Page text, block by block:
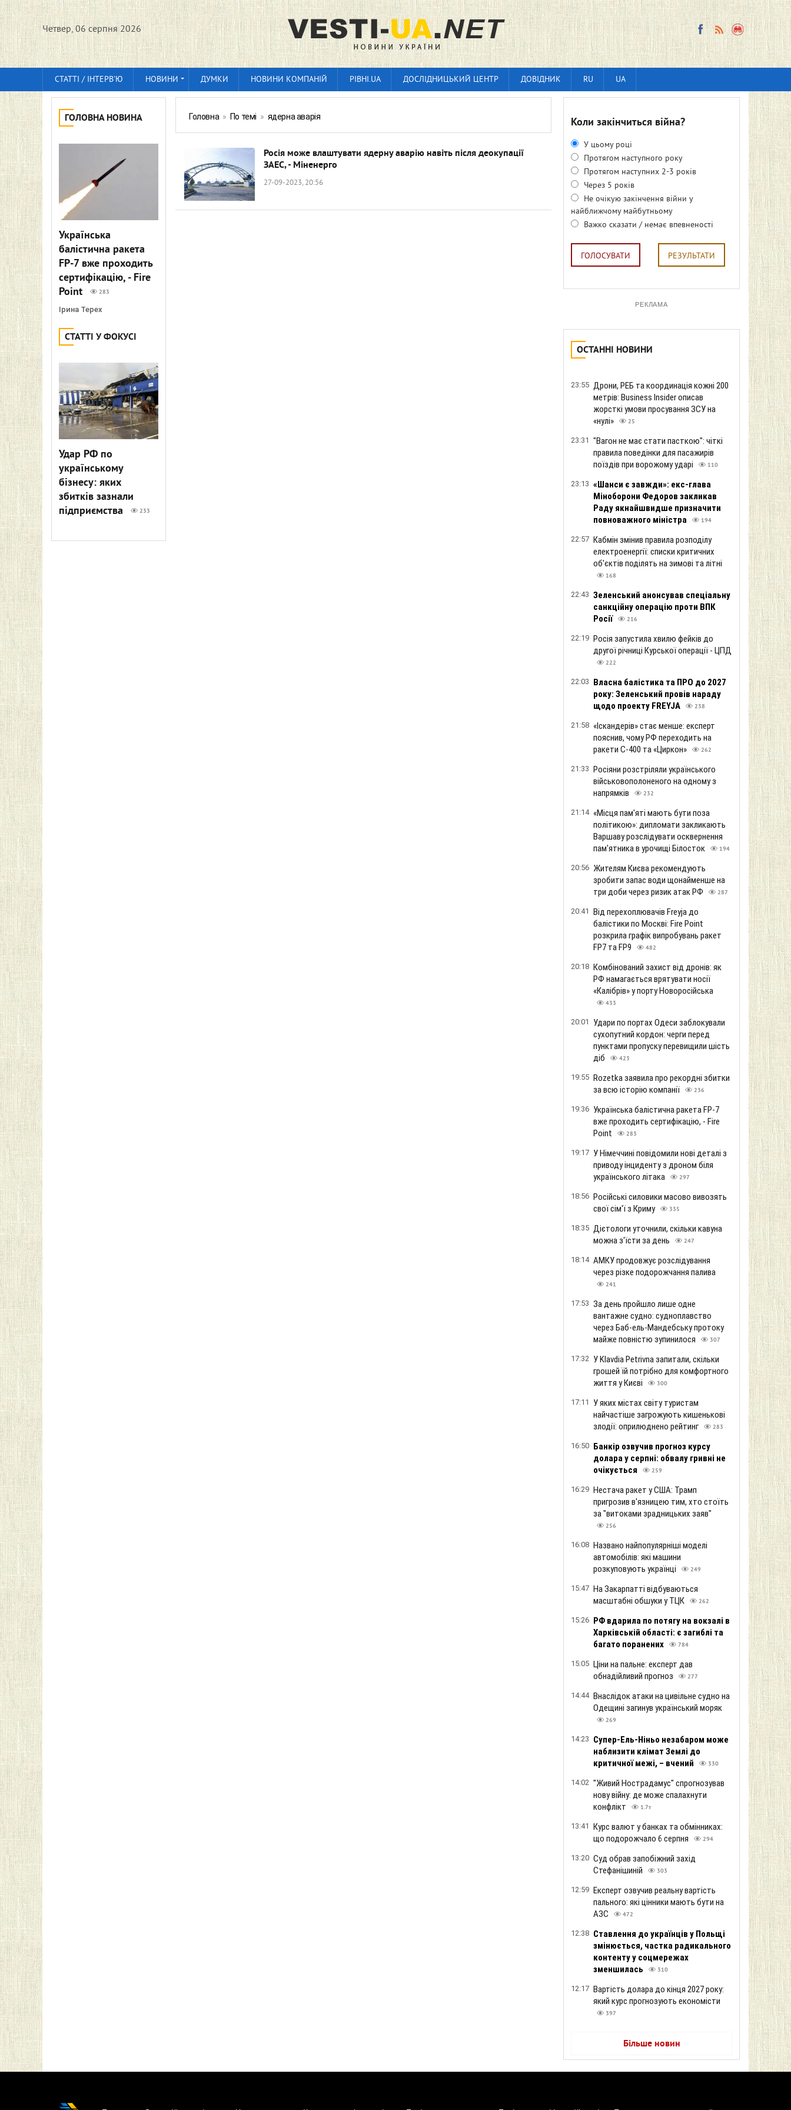
Четвер, 06 серпня 2026
СТАТТІ / ІНТЕРВ'Ю НОВИНИ ДУМКИ НОВИНИ КОМПАНІЙ РІВНІ.UA ДОСЛІДНИЦЬКИЙ ЦЕНТР ДОВІДНИК RU UA
ГОЛОВНА НОВИНА
Українська
балістична ракета
FP-7 вже проходить
сертифікацію, - Fire
Point
283
Ірина Терех
СТАТТІ У ФОКУСІ
Удар РФ по
українському
бізнесу: яких
збитків зазнали
підприємства
233
Головна » По темі » ядерна аварія
Росія може влаштувати ядерну аварію навіть після деокупації
ЗАЕС, - Міненерго
27-09-2023, 20:56
Коли закінчиться війна?
У цьому році
Протягом наступного року
Протягом наступних 2-3 років
Через 5 років
Не очікую закінчення війни у
найближчому майбутньому
Важко сказати / немає впевненості
ГОЛОСУВАТИ РЕЗУЛЬТАТИ
РЕКЛАМА
ОСТАННІ НОВИНИ
23:55 Дрони, РЕБ та координація кожні 200
метрів: Business Insider описав
жорсткі умови просування ЗСУ на
«нулі»
25
23:31 "Вагон не має стати пасткою": чіткі
правила поведінки для пасажирів
поїздів при ворожому ударі
110
23:13 «Шанси є завжди»: екс-глава
Міноборони Федоров закликав
Раду якнайшвидше призначити
повноважного міністра
194
22:57 Кабмін змінив правила розподілу
електроенергії: списки критичних
об'єктів поділять на зимові та літні
168
22:43 Зеленський анонсував спеціальну
санкційну операцію проти ВПК
Росії
216
22:19 Росія запустила хвилю фейків до
другої річниці Курської операції - ЦПД
222
22:03 Власна балістика та ПРО до 2027
року: Зеленський провів нараду
щодо проекту FREYJA
238
21:58 «Іскандерів» стає менше: експерт
пояснив, чому РФ переходить на
ракети С-400 та «Циркон»
262
21:33 Росіяни розстріляли українського
військовополоненого на одному з
напрямків
232
21:14 «Місця пам'яті мають бути поза
політикою»: дипломати закликають
Варшаву розслідувати осквернення
пам'ятника в урочищі Білосток
194
20:56 Жителям Києва рекомендують
зробити запас води щонайменше на
три доби через ризик атак РФ
287
20:41 Від перехоплювачів Freyja до
балістики по Москві: Fire Point
розкрила графік випробувань ракет
FP7 та FP9
482
20:18 Комбінований захист від дронів: як
РФ намагається врятувати носії
«Калібрів» у порту Новоросійська
433
20:01
Удари по портах Одеси заблокували
сухопутний кордон: черги перед
пунктами пропуску перевищили шість
діб
423
19:55 Rozetka заявила про рекордні збитки
за всю історію компанії
236
19:36 Українська балістична ракета FP-7
вже проходить сертифікацію, - Fire
Point
283
19:17 У Німеччині повідомили нові деталі з
приводу інциденту з дроном біля
українського літака
297
18:56 Російські силовики масово вивозять
свої сім'ї з Криму
335
18:35 Дієтологи уточнили, скільки кавуна
можна з'їсти за день
247
18:14 АМКУ продовжує розслідування
через різке подорожчання палива
241
17:53 За день пройшло лише одне
вантажне судно: судноплавство
через Баб-ель-Мандебську протоку
майже повністю зупинилося
307
17:32 У Klavdia Petrivna запитали, скільки
грошей їй потрібно для комфортного
життя у Києві
300
17:11
У яких містах світу туристам
найчастіше загрожують кишенькові
злодії: оприлюднено рейтинг
283
16:50 Банкір озвучив прогноз курсу
долара у серпні: обвалу гривні не
очікується
259
16:29 Нестача ракет у США: Трамп
пригрозив в'язницею тим, хто стоїть
за "витоками зрадницьких заяв"
256
16:08 Названо найпопулярніші моделі
автомобілів: які машини
розкуповують українці
249
15:47 На Закарпатті відбуваються
масштабні обшуки у ТЦК
262
15:26 РФ вдарила по потягу на вокзалі в
Харківській області: є загиблі та
багато поранених
784
15:05 Ціни на пальне: експерт дав
обнадійливий прогноз
277
14:44 Внаслідок атаки на цивільне судно на
Одещині загинув український моряк
269
14:23 Супер-Ель-Ніньо незабаром може
наблизити клімат Землі до
критичної межі, – вчений
330
14:02 "Живий Нострадамус" спрогнозував
нову війну: де може спалахнути
конфлікт
1.7т
13:41 Курс валют у банках та обмінниках:
що подорожчало 6 серпня
294
13:20 Суд обрав запобіжний захід
Стефанішиній
303
12:59 Експерт озвучив реальну вартість
пального: які цінники мають бути на
АЗС
472
12:38 Ставлення до українців у Польщі
змінюється, частка радикального
контенту у соцмережах
зменшилась
310
12:17 Вартість долара до кінця 2027 року:
який курс прогнозують економісти
397
Більше новин